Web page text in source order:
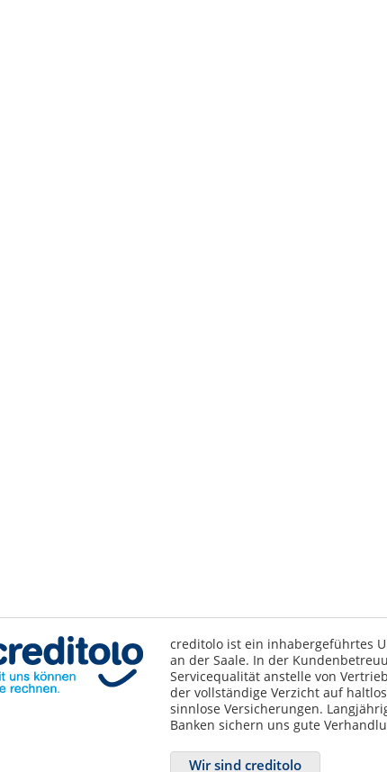
creditolo ist ein inhabergeführtes
an der Saale. In der
Servicequalität anstelle von
der vollständige Verzicht auf
sinnlose Versicherungen.
Banken sichern uns gute
Wir sind creditolo